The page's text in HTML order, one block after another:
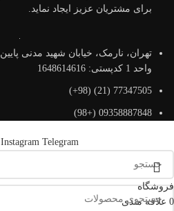
برای مشتریان عزیز ایجاد نماید.
واحد 1 کدپستی: 1648614616
77347505 (21) (98+)
09358887848 (+98)
Instagram Telegram
فروشگاه
0 علاقه مندی